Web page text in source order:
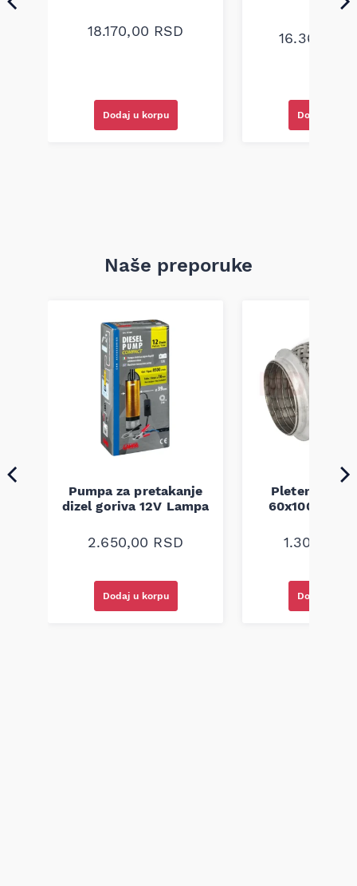
18.170,00 RSD
Dodaj u korpu
16.360,00
Dodaj u
Naše preporuke
Pumpa za pretakanje
dizel goriva 12V Lampa
2.650,00 RSD
Dodaj u korpu
Pletenica
60x100
1.300,00
Dodaj u